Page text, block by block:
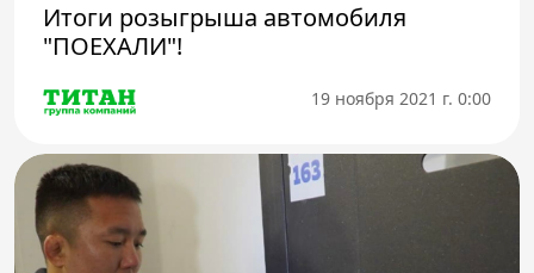
Итоги розыгрыша автомобиля
"ПОЕХАЛИ"!
19 ноября 2021 г. 0:00